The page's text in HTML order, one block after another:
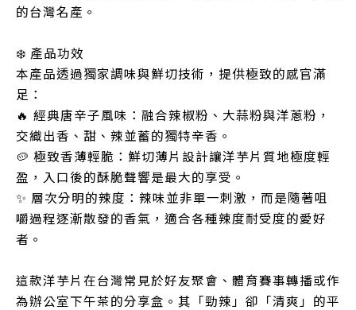
的台灣名產。
❄️ 產品功效
本產品透過獨家調味與鮮切技術，提供極致的感官滿
足：
🔥 經典唐辛子風味：融合辣椒粉、大蒜粉與洋蔥粉，
交織出香、甜、辣並蓄的獨特辛香。
🥔 極致香薄輕脆：鮮切薄片設計讓洋芋片質地極度輕
盈，入口後的酥脆聲響是最大的享受。
✨ 層次分明的辣度：辣味並非單一刺激，而是隨著咀
嚼過程逐漸散發的香氣，適合各種辣度耐受度的愛好
者。
這款洋芋片在台灣常見於好友聚會、體育賽事轉播或作
為辦公室下午茶的分享盒。其「勁辣」卻「清爽」的平